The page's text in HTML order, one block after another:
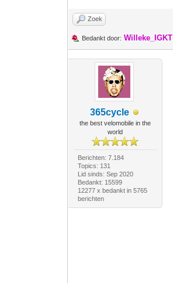
Zoek
Bedankt door: Willeke_IGKT
365cycle
the best velomobile in the
world
Berichten: 7.184
Topics: 131
Lid sinds: Sep 2020
Bedankt: 15599
12277 x bedankt in 5765
berichten